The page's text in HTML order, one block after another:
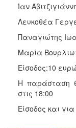
Ίαν
Λευκοθέα
Παναγιώτης
Μαρία
Είσοδος:10 ευρώ
Η παράσταση
στις 18:00
Είσοδος και